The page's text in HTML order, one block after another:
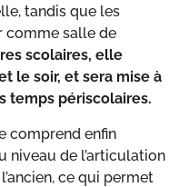
tandis que les
comme salle de
scolaires, elle
le soir, et sera mise à
temps périscolaires.
comprend enfin
niveau de l’articulation
ce qui permet